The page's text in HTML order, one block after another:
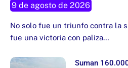
9 de agosto de 2026
No solo fue un triunfo contra la
fue una victoria con paliza…
Suman